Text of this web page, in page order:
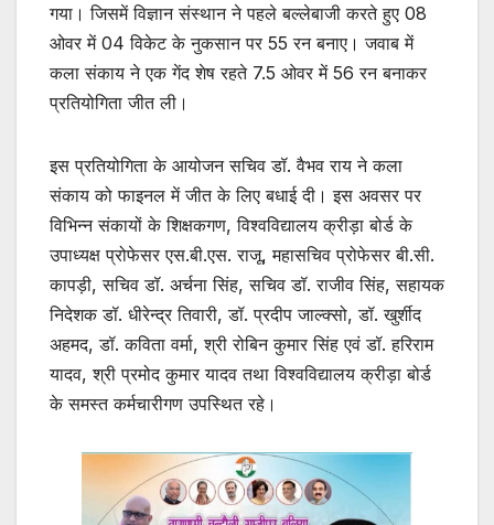
गया। जिसमें विज्ञान संस्थान ने पहले बल्लेबाजी करते हुए 08
ओवर में 04 विकेट के नुकसान पर 55 रन बनाए। जवाब में
कला संकाय ने एक गेंद शेष रहते 7.5 ओवर में 56 रन बनाकर
प्रतियोगिता जीत ली।
इस प्रतियोगिता के आयोजन सचिव डॉ. वैभव राय ने कला
संकाय को फाइनल में जीत के लिए बधाई दी। इस अवसर पर
विभिन्न संकायों के शिक्षकगण, विश्वविद्यालय क्रीड़ा बोर्ड के
उपाध्यक्ष प्रोफेसर एस.बी.एस. राजू, महासचिव प्रोफेसर बी.सी.
कापड़ी, सचिव डॉ. अर्चना सिंह, सचिव डॉ. राजीव सिंह, सहायक
निदेशक डॉ. धीरेन्द्र तिवारी, डॉ. प्रदीप जाल्क्सो, डॉ. खुर्शीद
अहमद, डॉ. कविता वर्मा, श्री रोबिन कुमार सिंह एवं डॉ. हरिराम
यादव, श्री प्रमोद कुमार यादव तथा विश्वविद्यालय क्रीड़ा बोर्ड
के समस्त कर्मचारीगण उपस्थित रहे।